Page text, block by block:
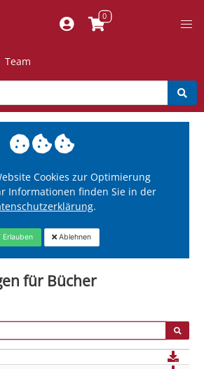
Team
Cookies zur Optimierung
Informationen finden Sie in der
.
Erlauben Ablehnen
für Bücher